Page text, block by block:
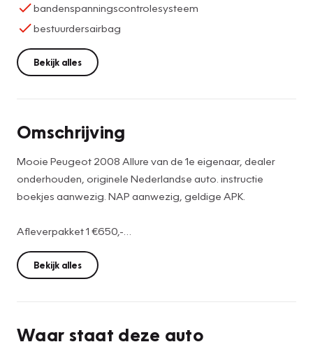
bandenspanningscontrolesysteem
bestuurdersairbag
Bekijk alles
Omschrijving
Mooie Peugeot 2008 Allure van de 1e eigenaar, dealer
onderhouden, originele Nederlandse auto. instructie
boekjes aanwezig. NAP aanwezig, geldige APK.
Afleverpakket 1 €650,-
-Onderhoudsbeurt volgens interval fabrikant
-Airco servicebeurt
-6 maanden vakgarage Jan Kok garantie
Bekijk alles
Waar staat deze auto